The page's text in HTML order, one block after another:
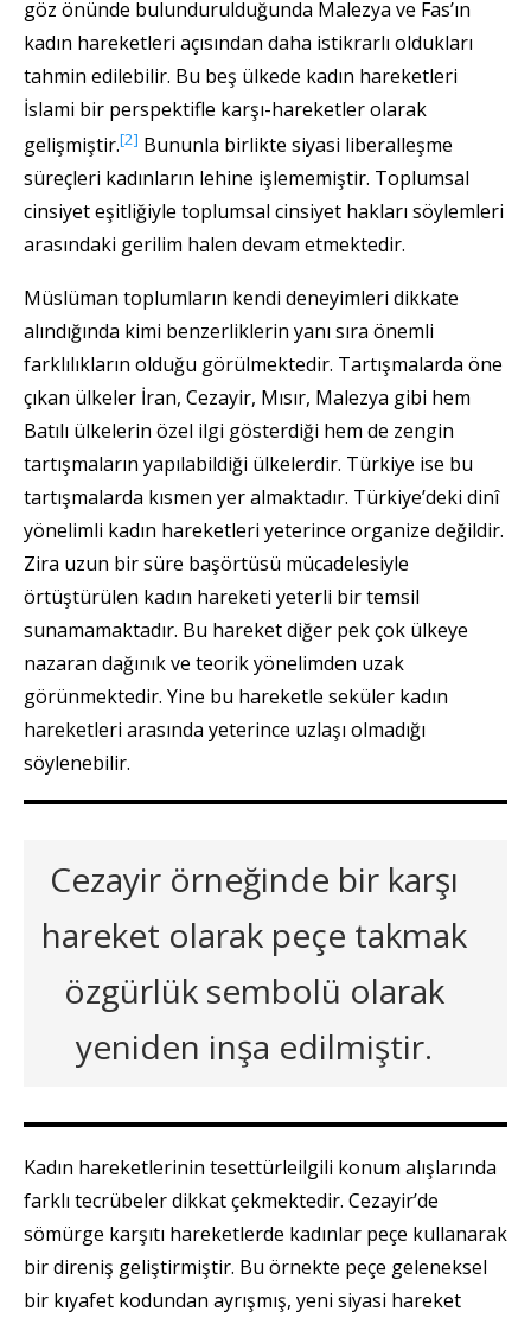
göz önünde bulundurulduğunda Malezya ve Fas’ın
kadın hareketleri açısından daha istikrarlı oldukları
tahmin edilebilir. Bu beş ülkede kadın hareketleri
İslami bir perspektifle karşı-hareketler olarak
gelişmiştir.[2] Bununla birlikte siyasi liberalleşme
süreçleri kadınların lehine işlememiştir. Toplumsal
cinsiyet eşitliğiyle toplumsal cinsiyet hakları söylemleri
arasındaki gerilim halen devam etmektedir.
Müslüman toplumların kendi deneyimleri dikkate
alındığında kimi benzerliklerin yanı sıra önemli
farklılıkların olduğu görülmektedir. Tartışmalarda öne
çıkan ülkeler İran, Cezayir, Mısır, Malezya gibi hem
Batılı ülkelerin özel ilgi gösterdiği hem de zengin
tartışmaların yapılabildiği ülkelerdir. Türkiye ise bu
tartışmalarda kısmen yer almaktadır. Türkiye’deki dinî
yönelimli kadın hareketleri yeterince organize değildir.
Zira uzun bir süre başörtüsü mücadelesiyle
örtüştürülen kadın hareketi yeterli bir temsil
sunamamaktadır. Bu hareket diğer pek çok ülkeye
nazaran dağınık ve teorik yönelimden uzak
görünmektedir. Yine bu hareketle seküler kadın
hareketleri arasında yeterince uzlaşı olmadığı
söylenebilir.
Cezayir örneğinde bir karşı
hareket olarak peçe takmak
özgürlük sembolü olarak
yeniden inşa edilmiştir.
Kadın hareketlerinin tesettürleilgili konum alışlarında
farklı tecrübeler dikkat çekmektedir. Cezayir’de
sömürge karşıtı hareketlerde kadınlar peçe kullanarak
bir direniş geliştirmiştir. Bu örnekte peçe geleneksel
bir kıyafet kodundan ayrışmış, yeni siyasi hareket